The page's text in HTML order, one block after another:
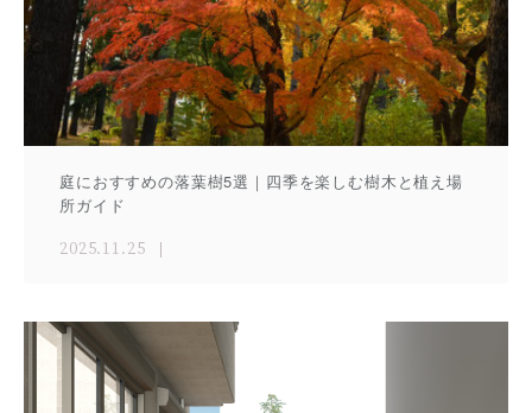
庭におすすめの落葉樹5選｜四季を楽しむ樹木と植え場
所ガイド
2025.11.25